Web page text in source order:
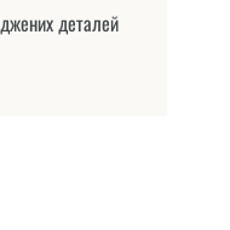
деталей